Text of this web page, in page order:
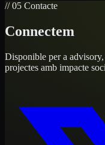
// 05 Contacte
Connectem
Disponible per a
projectes amb impacte